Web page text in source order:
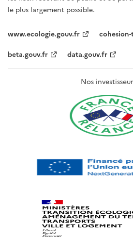
le plus largement possible.
www.ecologie.gouv.fr
beta.gouv.fr
data.gouv.fr
Nos